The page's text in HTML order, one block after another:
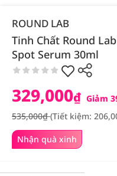
ROUND LAB
Tinh Chất Round
Spot Serum 30ml
Nhận quà xinh
329,000₫ Giảm
535,000₫(Tiết kiệm: